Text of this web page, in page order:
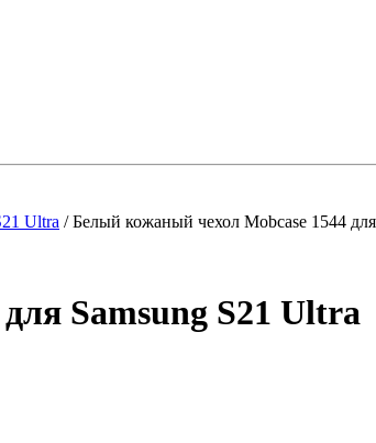
Ultra /Белый кожаный чехол Mobcase 1544
Samsung S21 Ultra